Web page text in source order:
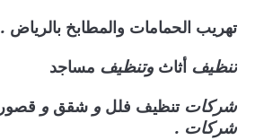
تهريب الحمامات والمطابخ بالرياض .
تنظيف أثاث وتنظيف مساجد
شركاتتنظيف فلل و شقق و قصور
شركات .